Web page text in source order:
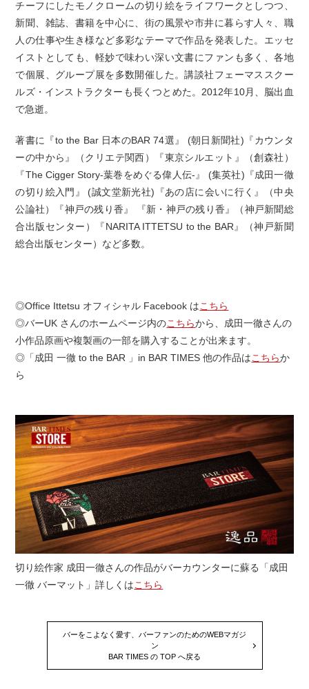
チーフにしたモノクロームの切り絵をライフワークとしつつ、
新聞、雑誌、書籍を中心に、街の風景や市井に暮らす人々、職
人の仕事や生き様など多彩なテーマで作品を発表した。エッセ
イストとしても、軽妙で味わい深い文書にファンも多く、各地
で個展、グループ展を多数開催した。講談社フェーマススクー
ルズ・インストラクターも長くつとめた。2012年10月、脳出血
で急逝。
著書に『to the Bar 日本のBAR 74選』 (朝日新聞社)『カウンタ
ーの中から』（クリエテ関西）『東京シルエット』（創森社）
『The Cigger Story-葉巻をめぐる偉人伝-』 (集英社)『成田一徹
の切り絵入門』 (誠文堂新光社)『あの店に会いに行く』（中央
公論社）『神戸の残り香』 『新・神戸の残り香』（神戸新聞総
合出版センター）『NARITA ITTETSU to the BAR』（神戸新聞
総合出版センター）など多数。
◎Office Ittetsu オフィシャル Facebook はこちら
◎バーUK さんのホームページ内のこちらから、成田一徹さんの
小作品原画や複製画の一部を購入することが出来ます。
◎「成田 一徹 to the BAR 」in BAR TIMES 他の作品はこちらか
ら
切り絵作家 成田一徹さんの作品がバーカウンターに蘇る「成田
一徹 バーマット」詳しくはこちら
バーをこよなく愛す、バーファンのためのWEBマガジ
ン
BAR TIMES の TOP へ戻る